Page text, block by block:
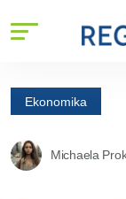
Ekonomika
Michaela